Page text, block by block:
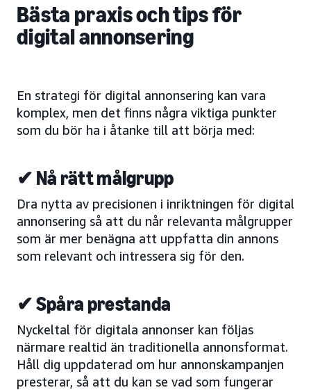
Bästa praxis och tips för
digital annonsering
En strategi för digital annonsering kan vara
komplex, men det finns några viktiga punkter
som du bör ha i åtanke till att börja med:
✔ Nå rätt målgrupp
Dra nytta av precisionen i inriktningen för digital
annonsering så att du når relevanta målgrupper
som är mer benägna att uppfatta din annons
som relevant och intressera sig för den.
✔ Spåra prestanda
Nyckeltal för digitala annonser kan följas
närmare realtid än traditionella annonsformat.
Håll dig uppdaterad om hur annonskampanjen
presterar, så att du kan se vad som fungerar